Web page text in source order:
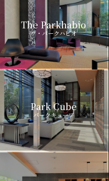
The Parkhabio
ザ・パークハビオ
Park Cube
パークキューブ